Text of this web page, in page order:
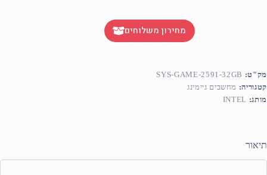
מחירון משלוחים
מק"ט: SYS-GAME-2591-32GB
קטגוריה: מחשבים גיימינג
מותג: INTEL
תיאור